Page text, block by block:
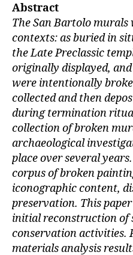
Abstract
The San Bartolo
contexts: as buried in
the Late Preclassic
originally displayed,
were intentionally
collected and then
during termination
collection of broken
archaeological
place over several
corpus of broken
iconographic content,
preservation. This
initial reconstruction of
conservation activities.
materials analysis